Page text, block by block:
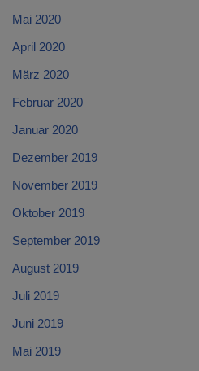
Mai 2020
April 2020
März 2020
Februar 2020
Januar 2020
Dezember 2019
November 2019
Oktober 2019
September 2019
August 2019
Juli 2019
Juni 2019
Mai 2019